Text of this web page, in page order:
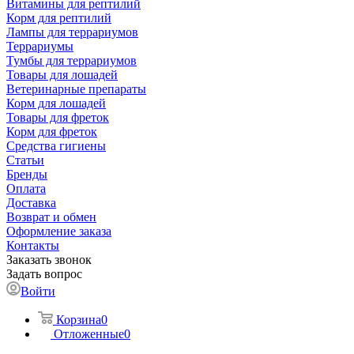
Витамины для рептилий
Корм для рептилий
Лампы для террариумов
Террариумы
Тумбы для террариумов
Товары для лошадей
Ветеринарные препараты
Корм для лошадей
Товары для фреток
Корм для фреток
Средства гигиены
Статьи
Бренды
Оплата
Доставка
Возврат и обмен
Оформление заказа
Контакты
Заказать звонок
Задать вопрос
Войти
Корзина0
Отложенные0